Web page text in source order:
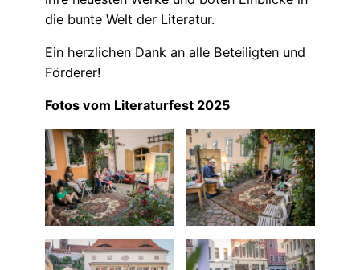
die bunte Welt der Literatur.
Ein herzlichen Dank an alle Beteiligten und
Förderer!
Fotos vom Literaturfest 2025